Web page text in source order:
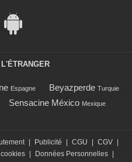
Espagne Beyazperde Turquie
Sensacine México Mexique
Publicité CGU CGV
Données Personnelles